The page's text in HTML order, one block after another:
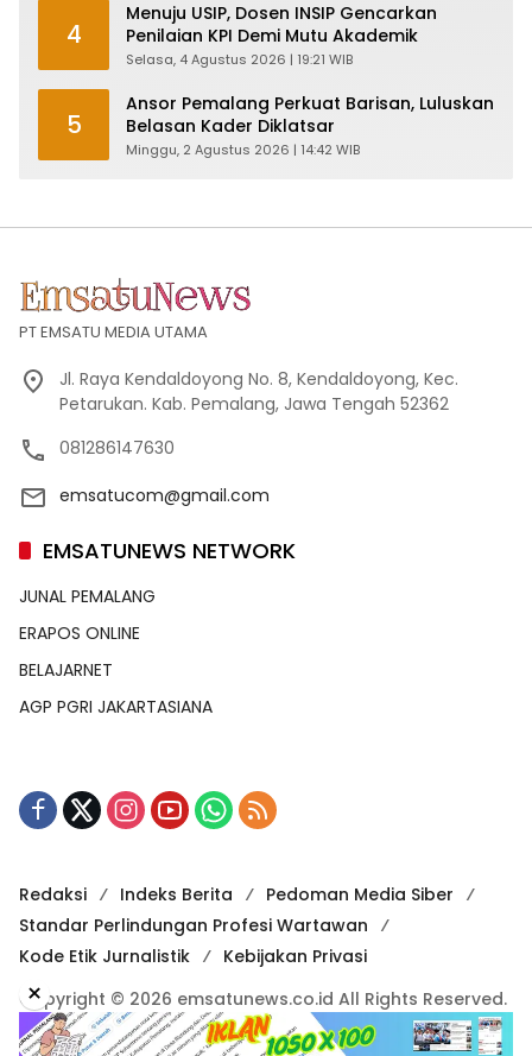
4
Menuju USIP, Dosen INSIP Gencarkan
Penilaian KPI Demi Mutu Akademik
Selasa, 4 Agustus 2026 | 19:21 WIB
5
Ansor Pemalang Perkuat Barisan, Luluskan
Belasan Kader Diklatsar
Minggu, 2 Agustus 2026 | 14:42 WIB
PT EMSATU MEDIA UTAMA
Jl. Raya Kendaldoyong No. 8, Kendaldoyong, Kec.
Petarukan. Kab. Pemalang, Jawa Tengah 52362
081286147630
emsatucom@gmail.com
EMSATUNEWS NETWORK
JUNAL PEMALANG
ERAPOS ONLINE
BELAJARNET
AGP PGRI JAKARTASIANA
Redaksi Indeks Berita
Pedoman Media Siber
Standar Perlindungan Profesi Wartawan
Kode Etik Jurnalistik
Kebijakan Privasi
Copyright © 2026 emsatunews.co.id All Rights Reserved.
×